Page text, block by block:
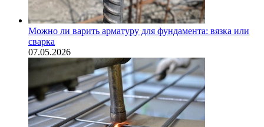
Можно ли варить арматуру для фундамента: вязка или
сварка
07.05.2026